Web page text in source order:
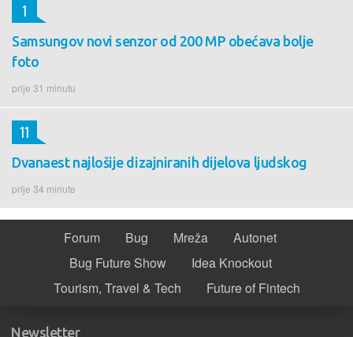
Samsungov novi senzor od 200 MP obećava bolje
foto
prije 31 minutu
1
Dvanaest najlošije dizajniranih dijelova ljudskog
prije 34 minute
11
Forum Bug Mreža
Autonet
Bug Future Show
Idea Knockout
Tourism, Travel & Tech
Future of Fintech
Newsletter